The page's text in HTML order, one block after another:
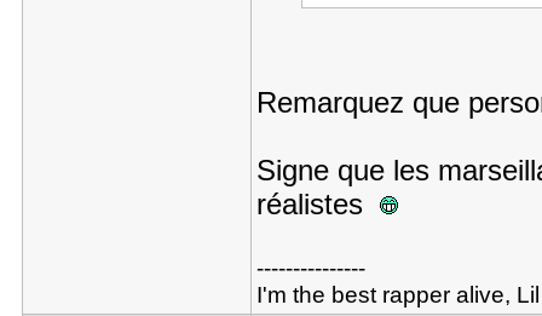
Remarquez que
Signe que les
réalistes
---------------
I'm the best rapper alive,